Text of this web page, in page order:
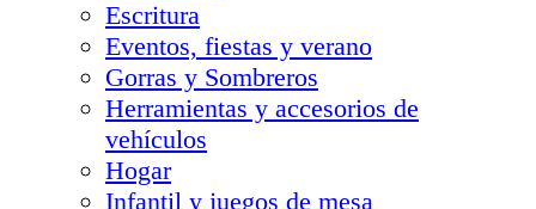
Escritura
Eventos, fiestas y verano
Gorras y Sombreros
Herramientas y accesorios de
vehículos
Hogar
Infantil y juegos de mesa